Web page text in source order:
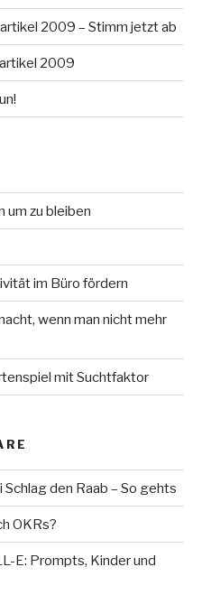
2009 – Stimm jetzt ab
2009
um zu bleiben
im Büro fördern
wenn man nicht mehr
mit Suchtfaktor
den Raab – So gehts
OKRs?
E: Prompts, Kinder und